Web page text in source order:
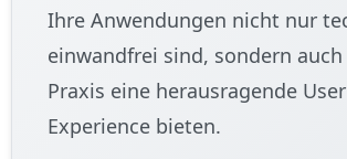
Ihre Anwendungen nicht nur
einwandfrei sind, sondern
Praxis eine herausragende User
Experience bieten.